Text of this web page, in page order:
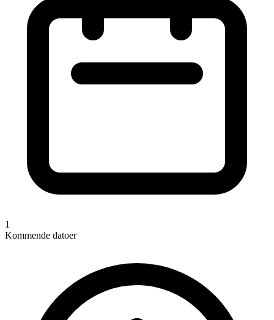
1
Kommende datoer